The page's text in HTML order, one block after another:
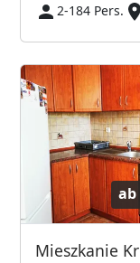
2-184 Pers.
ab